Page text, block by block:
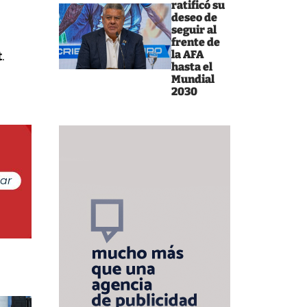
ratificó su
deseo de
seguir al
frente de
la AFA
hasta el
Mundial
2030
.